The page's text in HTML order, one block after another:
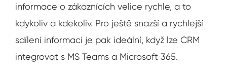
informace o zákaznících velice rychle, a to
kdykoliv a kdekoliv. Pro ještě snazší a rychlejší
sdílení informací je pak ideální, když lze CRM
integrovat s MS Teams a Microsoft 365.